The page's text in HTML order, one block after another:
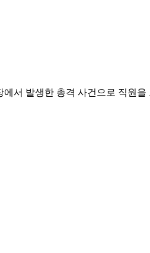
서 발생한 총격 사건으로 직원